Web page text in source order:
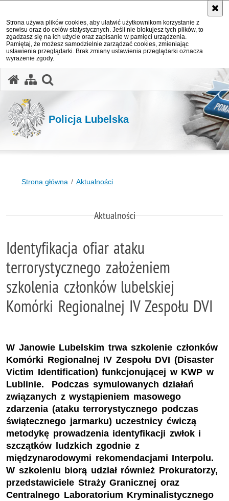
Strona używa plików cookies, aby ułatwić użytkownikom korzystanie z
serwisu oraz do celów statystycznych. Jeśli nie blokujesz tych plików, to
zgadzasz się na ich użycie oraz zapisanie w pamięci urządzenia.
Pamiętaj, że możesz samodzielnie zarządzać cookies, zmieniając
ustawienia przeglądarki. Brak zmiany ustawienia przeglądarki oznacza
wyrażenie zgody.
Policja Lubelska
Strona główna Aktualności
Aktualności
Identyfikacja ofiar ataku
terrorystycznego założeniem
szkolenia członków lubelskiej
Komórki Regionalnej IV Zespołu DVI
W Janowie Lubelskim trwa szkolenie członków
Komórki Regionalnej IV Zespołu DVI (Disaster
Victim Identification) funkcjonującej w KWP w
Lublinie. Podczas symulowanych działań
związanych z wystąpieniem masowego
zdarzenia (ataku terrorystycznego podczas
świątecznego jarmarku) uczestnicy ćwiczą
metodykę prowadzenia identyfikacji zwłok i
szczątków ludzkich zgodnie z
międzynarodowymi rekomendacjami Interpolu.
W szkoleniu biorą udział również Prokuratorzy,
przedstawiciele Straży Granicznej oraz
Centralnego Laboratorium Kryminalistycznego